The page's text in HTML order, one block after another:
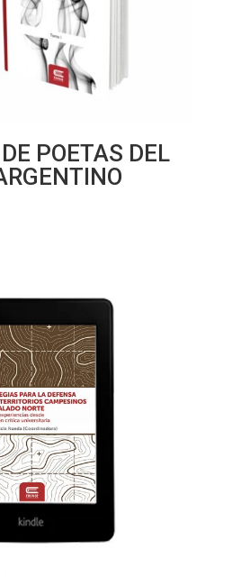
POETAS DEL